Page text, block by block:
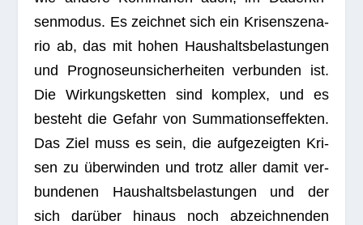
sen­mo­dus. Es zeich­net sich ein Kri­sen­sze­na­
rio ab, das mit hohen Haus­halts­be­las­tun­gen
und Pro­gno­se­un­si­cher­hei­ten ver­bun­den ist.
Die Wir­kungs­ket­ten sind kom­plex, und es
besteht die Gefahr von Sum­ma­ti­ons­ef­fek­ten.
Das Ziel muss es sein, die auf­ge­zeig­ten Kri­
sen zu über­win­den und trotz aller damit ver­
bun­de­nen Haus­halts­be­las­tun­gen und der
sich dar­über hin­aus noch abzeich­nen­den